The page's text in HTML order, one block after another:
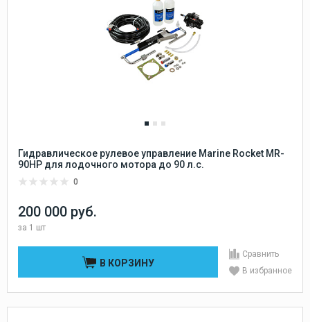
Гидравлическое рулевое управление Marine Rocket MR-
90HP для лодочного мотора до 90 л.с.
0
200 000 руб.
за 1 шт
В КОРЗИНУ
Сравнить
В избранное